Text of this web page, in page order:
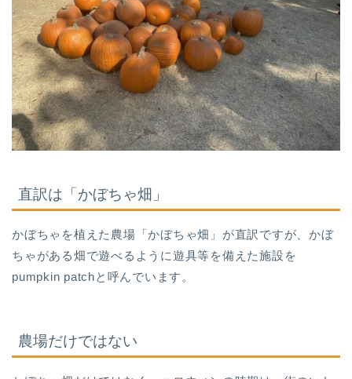
直訳は「かぼちゃ畑」
かぼちゃを植えた農場「かぼちゃ畑」が直訳ですが、かぼ
ちゃがある畑で遊べるように遊具等を備えた施設を
pumpkin patchと呼んでいます。
農場だけではない